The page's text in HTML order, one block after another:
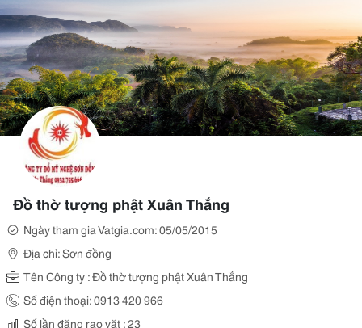
Đồ thờ tượng phật Xuân Thắng
Ngày tham gia Vatgia.com: 05/05/2015
Địa chỉ: Sơn đồng
Tên Công ty : Đồ thờ tượng phật Xuân Thắng
Số điện thoại: 0913 420 966
Số lần đăng rao vặt : 23